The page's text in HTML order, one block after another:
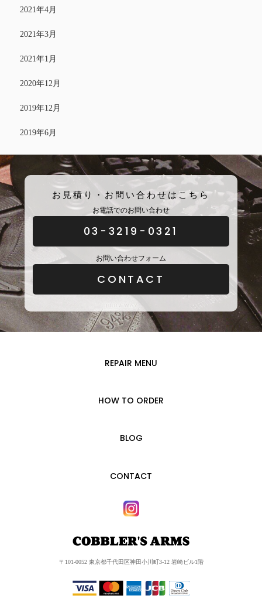
2021年4月
2021年3月
2021年1月
2020年12月
2019年12月
2019年6月
お見積り・お問い合わせはこちら
お電話でのお問い合わせ
03-3219-0321
お問い合わせフォーム
CONTACT
REPAIR MENU
HOW TO ORDER
BLOG
CONTACT
〒101-0052 東京都千代田区神田小川町3-12 岩崎ビル1階